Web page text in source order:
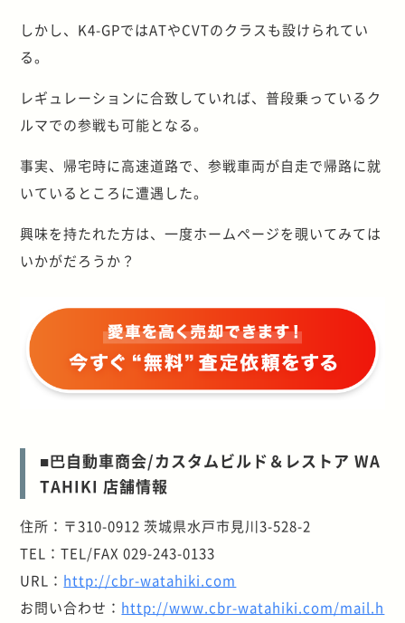
しかし、K4-GPではATやCVTのクラスも設けられてい
る。
レギュレーションに合致していれば、普段乗っているク
ルマでの参戦も可能となる。
事実、帰宅時に高速道路で、参戦車両が自走で帰路に就
いているところに遭遇した。
興味を持たれた方は、一度ホームページを覗いてみては
いかがだろうか？
■巴自動車商会/カスタムビルド＆レストア WA
TAHIKI 店舗情報
住所：〒310-0912 茨城県水戸市見川3-528-2
TEL：TEL/FAX 029-243-0133
URL： http://cbr-watahiki.com
お問い合わせ： http://www.cbr-watahiki.com/mail.h